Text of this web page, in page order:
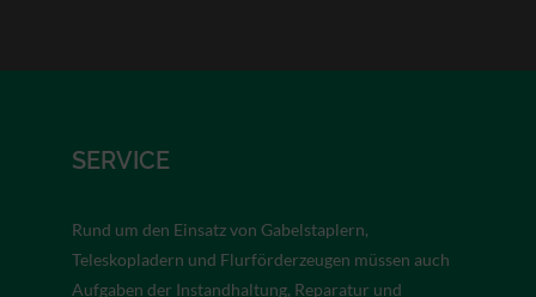
SERVICE
Rund um den Einsatz von Gabelstaplern,
Teleskopladern und Flurförderzeugen müssen auch
Aufgaben der Instandhaltung, Reparatur und